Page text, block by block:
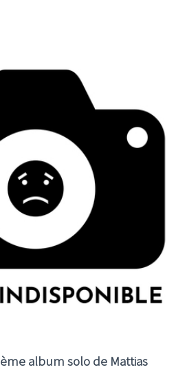
album solo de Mattias